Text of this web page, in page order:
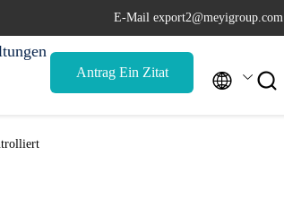
E-Mail export2@meyigroup.com
Antrag Ein Zitat  